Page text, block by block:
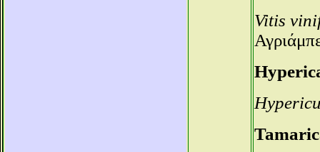
Vitis